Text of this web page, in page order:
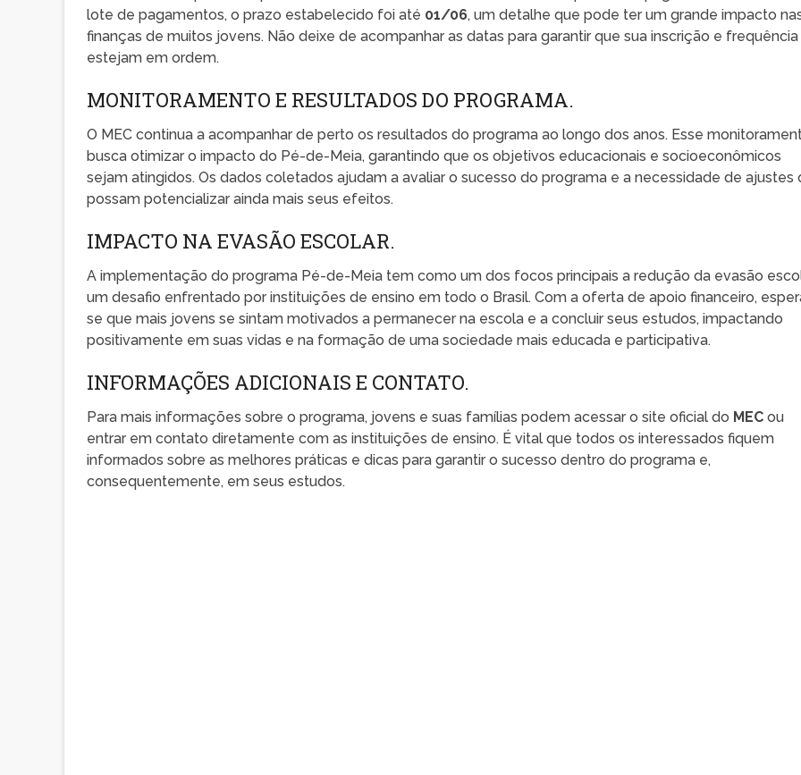
lote de pagamentos, o prazo estabelecido foi até 01/06, um detalhe que pode ter um grande impacto
finanças de muitos jovens. Não deixe de acompanhar as datas para garantir que sua inscrição e frequência
estejam em ordem.
MONITORAMENTO E RESULTADOS DO PROGRAMA.
O MEC continua a acompanhar de perto os resultados do programa ao longo dos anos. Esse
busca otimizar o impacto do Pé-de-Meia, garantindo que os objetivos educacionais e socioeconômicos
sejam atingidos. Os dados coletados ajudam a avaliar o sucesso do programa e a necessidade de ajustes
possam potencializar ainda mais seus efeitos.
IMPACTO NA EVASÃO ESCOLAR.
A implementação do programa Pé-de-Meia tem como um dos focos principais a redução da evasão
um desafio enfrentado por instituições de ensino em todo o Brasil. Com a oferta de apoio financeiro,
se que mais jovens se sintam motivados a permanecer na escola e a concluir seus estudos, impactando
positivamente em suas vidas e na formação de uma sociedade mais educada e participativa.
INFORMAÇÕES ADICIONAIS E CONTATO.
Para mais informações sobre o programa, jovens e suas famílias podem acessar o site oficial do MEC ou
entrar em contato diretamente com as instituições de ensino. É vital que todos os interessados fiquem
informados sobre as melhores práticas e dicas para garantir o sucesso dentro do programa e,
consequentemente, em seus estudos.